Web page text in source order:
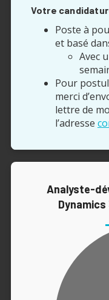
Votre
Poste à
et basé
Avec
Pour
merci
lettre de
l’adresse
Analyste-